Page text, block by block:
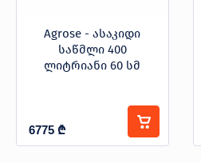
ბრენდი
SHAKTIMAN
კატეგორიები
მულჩერი (ფიქსირებული)
Agrose - ასაკიდი
საწმლი 400
ლიტრიანი 60 სმ
6775 ₾